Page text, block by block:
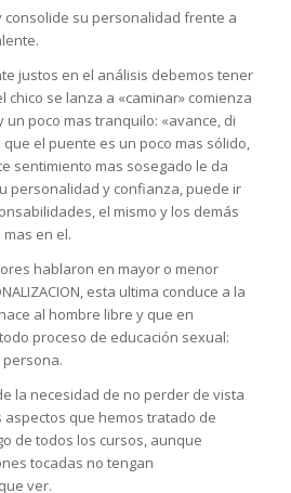
consolide su personalidad frente a
justos en el análisis debemos tener
chico se lanza a «caminar» comienza
poco mas tranquilo: «avance, di
el puente es un poco mas sólido,
sentimiento mas sosegado le da
personalidad y confianza, puede ir
el mismo y los demás
en el.
hablaron en mayor o menor
esta ultima conduce a la
hace al hombre libre y que en
proceso de educación sexual:
la necesidad de no perder de vista
que hemos tratado de
de todos los cursos, aunque
tocadas no tengan
ver.